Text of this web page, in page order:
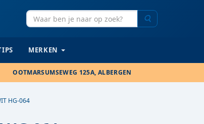
MERKEN
OOTMARSUMSEWEG 125A, ALBERGEN
HG-064